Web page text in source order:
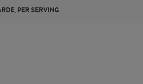
PER SERVING